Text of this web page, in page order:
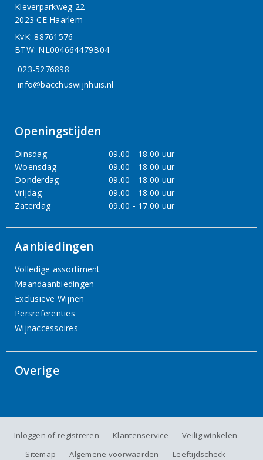
Kleverparkweg 22
2023 CE Haarlem
KvK: 88761576
BTW: NL004664479B04
023-5276898
info@bacchuswijnhuis.nl
Openingstijden
Dinsdag
09.00 - 18.00 uur
Woensdag
09.00 - 18.00 uur
Donderdag
09.00 - 18.00 uur
Vrijdag
09.00 - 18.00 uur
Zaterdag
09.00 - 17.00 uur
Aanbiedingen
Volledige assortiment
Maandaanbiedingen
Exclusieve Wijnen
Persreferenties
Wijnaccessoires
Overige
Inloggen of registreren Klantenservice
Veilig winkelen
Sitemap
Algemene voorwaarden Leeftijdscheck